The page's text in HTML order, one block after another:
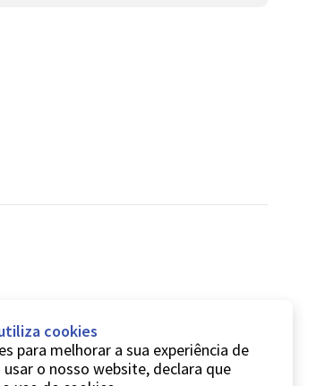
cookies
para melhorar a sua experiência de
usar o nosso website, declara que